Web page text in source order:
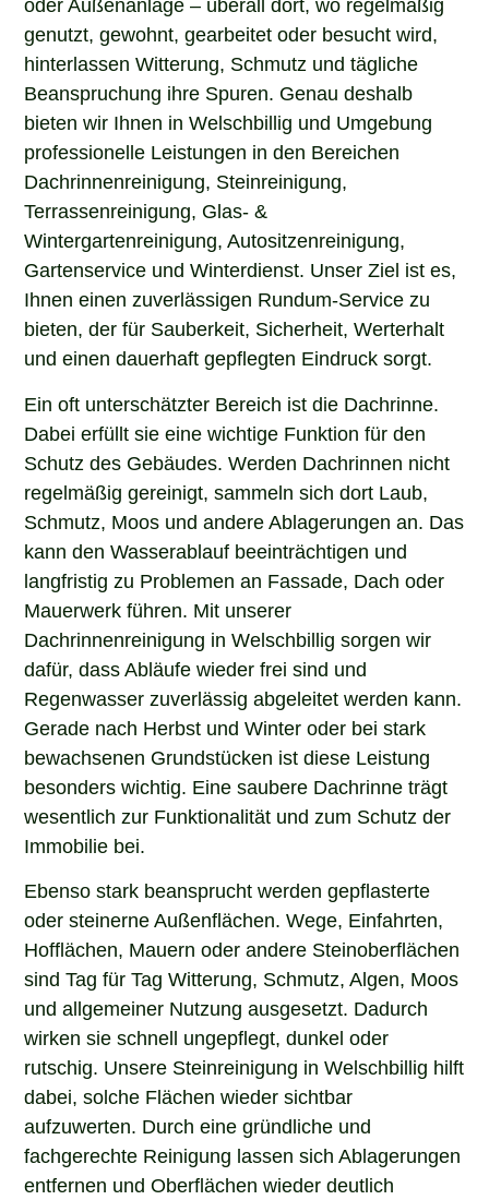
genutzt, gewohnt, gearbeitet oder besucht wird,
hinterlassen Witterung, Schmutz und tägliche
Beanspruchung ihre Spuren. Genau deshalb
bieten wir Ihnen in Welschbillig und Umgebung
professionelle Leistungen in den Bereichen
Dachrinnenreinigung, Steinreinigung,
Terrassenreinigung, Glas- &
Wintergartenreinigung, Autositzenreinigung,
Gartenservice und Winterdienst. Unser Ziel ist es,
Ihnen einen zuverlässigen Rundum-Service zu
bieten, der für Sauberkeit, Sicherheit, Werterhalt
und einen dauerhaft gepflegten Eindruck sorgt.
Ein oft unterschätzter Bereich ist die Dachrinne.
Dabei erfüllt sie eine wichtige Funktion für den
Schutz des Gebäudes. Werden Dachrinnen nicht
regelmäßig gereinigt, sammeln sich dort Laub,
Schmutz, Moos und andere Ablagerungen an. Das
kann den Wasserablauf beeinträchtigen und
langfristig zu Problemen an Fassade, Dach oder
Mauerwerk führen. Mit unserer
Dachrinnenreinigung in Welschbillig sorgen wir
dafür, dass Abläufe wieder frei sind und
Regenwasser zuverlässig abgeleitet werden kann.
Gerade nach Herbst und Winter oder bei stark
bewachsenen Grundstücken ist diese Leistung
besonders wichtig. Eine saubere Dachrinne trägt
wesentlich zur Funktionalität und zum Schutz der
Immobilie bei.
Ebenso stark beansprucht werden gepflasterte
oder steinerne Außenflächen. Wege, Einfahrten,
Hofflächen, Mauern oder andere Steinoberflächen
sind Tag für Tag Witterung, Schmutz, Algen, Moos
und allgemeiner Nutzung ausgesetzt. Dadurch
wirken sie schnell ungepflegt, dunkel oder
rutschig. Unsere Steinreinigung in Welschbillig hilft
dabei, solche Flächen wieder sichtbar
aufzuwerten. Durch eine gründliche und
fachgerechte Reinigung lassen sich Ablagerungen
entfernen und Oberflächen wieder deutlich